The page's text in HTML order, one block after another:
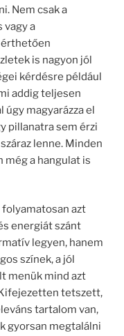
Nem csak a
vagy a
is nagyon jól
kérdésre például
addig teljesen
úgy magyarázza el
pillanatra sem érzi
lenne. Minden
még a hangulat is
azt
energiát szánt
legyen, hanem
színek, a jól
menük mind azt
tetszett,
tartalom van,
gyorsan megtalálni